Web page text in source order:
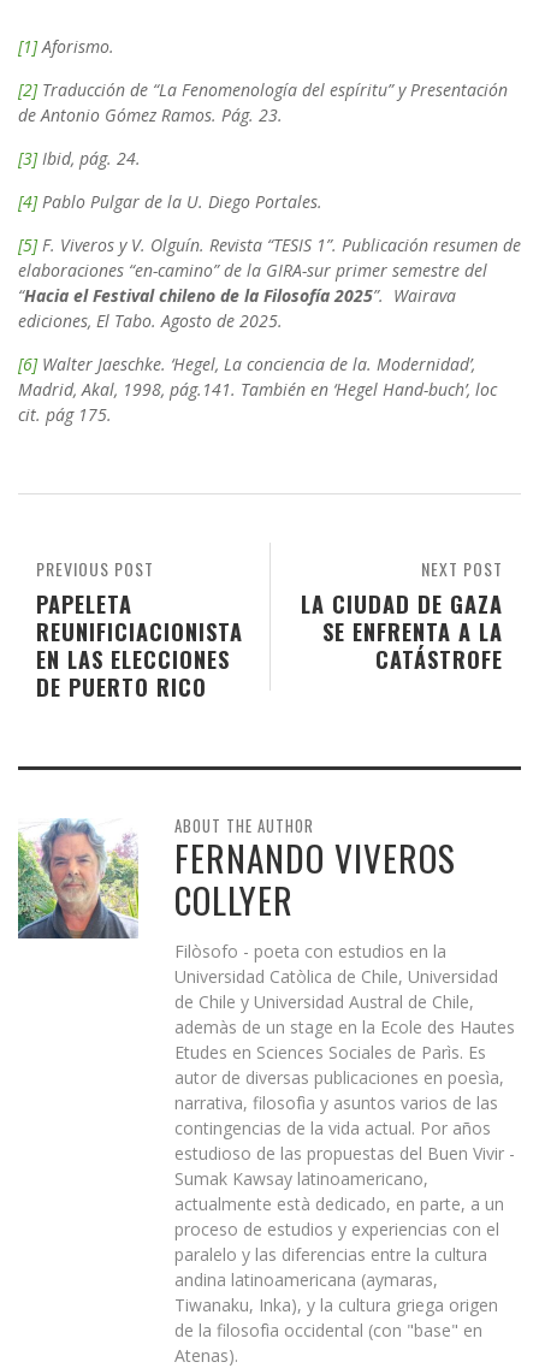
[1]Aforismo.
[2]Traducción de “La Fenomenología del espíritu” y Presentación
de Antonio Gómez Ramos. Pág. 23.
[3]Ibid, pág. 24.
[4]Pablo Pulgar de la U. Diego Portales.
[5]F. Viveros y V. Olguín. Revista “TESIS 1”. Publicación resumen de
elaboraciones “en-camino” de la GIRA-sur primer semestre del
“Hacia el Festival chileno de la Filosofía 2025”. Wairava
ediciones, El Tabo. Agosto de 2025.
[6]Walter Jaeschke. ‘Hegel, La conciencia de la. Modernidad’,
Madrid, Akal, 1998, pág.141. También en ‘Hegel Hand-buch’, loc
cit. pág 175.
NEXT POST
LA CIUDAD DE GAZA
SE ENFRENTA A LA
CATÁSTROFE
PREVIOUS POST
PAPELETA
REUNIFICIACIONISTA
EN LAS ELECCIONES
DE PUERTO RICO
ABOUT THE AUTHOR
FERNANDO VIVEROS
COLLYER
Filòsofo - poeta con estudios en la
Universidad Catòlica de Chile, Universidad
de Chile y Universidad Austral de Chile,
ademàs de un stage en la Ecole des Hautes
Etudes en Sciences Sociales de Parìs. Es
autor de diversas publicaciones en poesìa,
narrativa, filosofìa y asuntos varios de las
contingencias de la vida actual. Por años
estudioso de las propuestas del Buen Vivir -
Sumak Kawsay latinoamericano,
actualmente està dedicado, en parte, a un
proceso de estudios y experiencias con el
paralelo y las diferencias entre la cultura
andina latinoamericana (aymaras,
Tiwanaku, Inka), y la cultura griega origen
de la filosofìa occidental (con "base" en
Atenas).